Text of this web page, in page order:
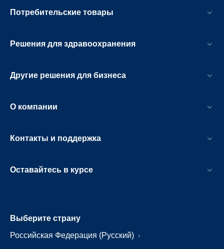
Потребительские товары
Решения для здравоохранения
Другие решения для бизнеса
О компании
Контакты и поддержка
Оставайтесь в курсе
Выберите страну
Российская Федерация (Русский)